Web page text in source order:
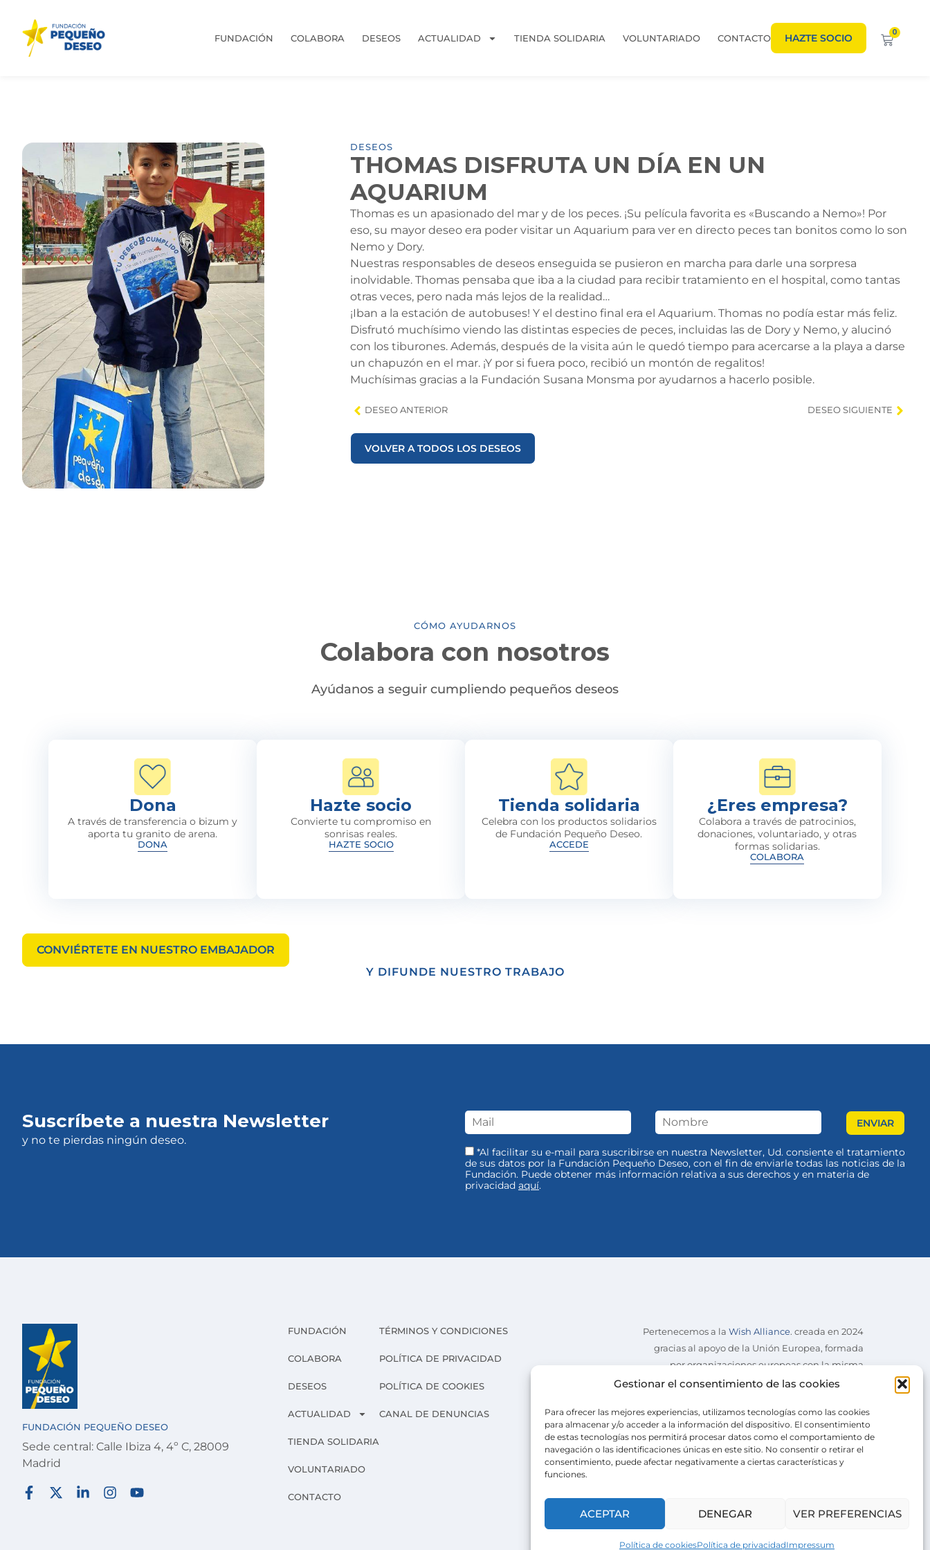
Gestionar el consentimiento de las cookies
Para ofrecer las mejores experiencias, utilizamos tecnologías como las cookies
para almacenar y/o acceder a la información del dispositivo. El consentimiento
de estas tecnologías nos permitirá procesar datos como el comportamiento de
navegación o las identificaciones únicas en este sitio. No consentir o retirar el
consentimiento, puede afectar negativamente a ciertas características y
funciones.
ACEPTAR DENEGAR VER PREFERENCIAS
Política de cookiesPolítica de privacidadImpressum
FUNDACIÓN COLABORA DESEOS ACTUALIDAD TIENDA SOLIDARIA VOLUNTARIADO CONTACTO HAZTE SOCIO 0
DESEOS
THOMAS DISFRUTA UN DÍA EN UN
AQUARIUM
Thomas es un apasionado del mar y de los peces. ¡Su película favorita es «Buscando a Nemo»! Por
eso, su mayor deseo era poder visitar un Aquarium para ver en directo peces tan bonitos como lo son
Nemo y Dory.
Nuestras responsables de deseos enseguida se pusieron en marcha para darle una sorpresa
inolvidable. Thomas pensaba que iba a la ciudad para recibir tratamiento en el hospital, como tantas
otras veces, pero nada más lejos de la realidad…
¡Iban a la estación de autobuses! Y el destino final era el Aquarium. Thomas no podía estar más feliz.
Disfrutó muchísimo viendo las distintas especies de peces, incluidas las de Dory y Nemo, y alucinó
con los tiburones. Además, después de la visita aún le quedó tiempo para acercarse a la playa a darse
un chapuzón en el mar. ¡Y por si fuera poco, recibió un montón de regalitos!
Muchísimas gracias a la Fundación Susana Monsma por ayudarnos a hacerlo posible.
DESEO ANTERIOR DESEO SIGUIENTE
VOLVER A TODOS LOS DESEOS
CÓMO AYUDARNOS
Colabora con nosotros
Ayúdanos a seguir cumpliendo pequeños deseos
Dona
A través de transferencia o bizum y
aporta tu granito de arena.
DONA
Hazte socio
Convierte tu compromiso en
sonrisas reales.
HAZTE SOCIO
Tienda solidaria
Celebra con los productos solidarios
de Fundación Pequeño Deseo.
ACCEDE
¿Eres empresa?
Colabora a través de patrocinios,
donaciones, voluntariado, y otras
formas solidarias.
COLABORA
CONVIÉRTETE EN NUESTRO EMBAJADOR
Y DIFUNDE NUESTRO TRABAJO
Suscríbete a nuestra Newsletter
y no te pierdas ningún deseo.
*Al facilitar su e-mail para suscribirse en nuestra Newsletter, Ud. consiente el tratamiento
de sus datos por la Fundación Pequeño Deseo, con el fin de enviarle todas las noticias de la
Fundación. Puede obtener más información relativa a sus derechos y en materia de
privacidad aquí.
FUNDACIÓN PEQUEÑO DESEO
Sede central: Calle Ibiza 4, 4º C, 28009
Madrid
FUNDACIÓN
COLABORA
DESEOS
ACTUALIDAD
TIENDA SOLIDARIA
VOLUNTARIADO
CONTACTO
TÉRMINOS Y CONDICIONES
POLÍTICA DE PRIVACIDAD
POLÍTICA DE COOKIES
CANAL DE DENUNCIAS
Pertenecemos a la Wish Alliance. creada en 2024
gracias al apoyo de la Unión Europea, formada
por organizaciones europeas con la misma
misión.